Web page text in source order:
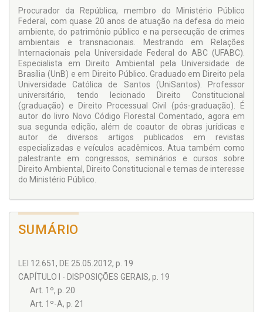
como uma ferramenta essencial para estudantes,
operadores do Direito, membros do Ministério Público,
profissionais da área ambiental e todos aqueles interessados
na compreensão dos aspectos jurídicos, ecológicos e
socioeconômicos que envolvem o Código Florestal. Sua
abordagem direta, sistematizada e didática permite que
também leitores não especialistas no Direito possam
compreender, com segurança, os principais institutos e
obrigações decorrentes deste marco normativo.
Procurador da República, membro do Ministério Público
Federal, com quase 20 anos de atuação na defesa do meio
ambiente, do patrimônio público e na persecução de crimes
ambientais e transnacionais. Mestrando em Relações
Internacionais pela Universidade Federal do ABC (UFABC).
Especialista em Direito Ambiental pela Universidade de
Brasília (UnB) e em Direito Público. Graduado em Direito pela
Universidade Católica de Santos (UniSantos). Professor
universitário, tendo lecionado Direito Constitucional
(graduação) e Direito Processual Civil (pós-graduação). É
autor do livro Novo Código Florestal Comentado, agora em
sua segunda edição, além de coautor de obras jurídicas e
autor de diversos artigos publicados em revistas
especializadas e veículos acadêmicos. Atua também como
palestrante em congressos, seminários e cursos sobre
Direito Ambiental, Direito Constitucional e temas de interesse
do Ministério Público.
SUMÁRIO
LEI 12.651, DE 25.05.2012, p. 19
CAPÍTULO I - DISPOSIÇÕES GERAIS, p. 19
Art. 1º, p. 20
Art. 1º-A, p. 21